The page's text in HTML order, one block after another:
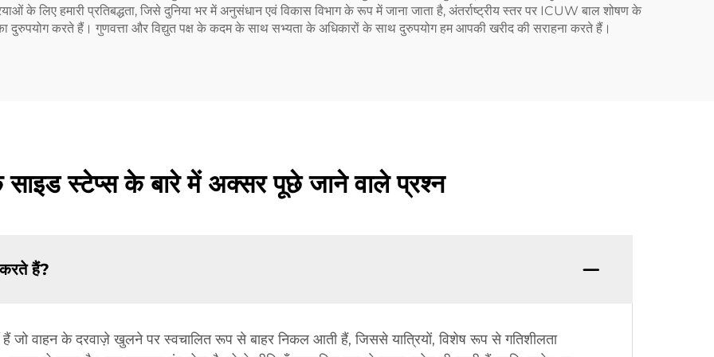
के लिए हमारी प्रतिबद्धता, जिसे दुनिया भर में अनुसंधान एवं विकास विभाग के रूप में जाना जाता है, अंतर्राष्ट्रीय स्तर पर ICUW बाल शोषण के
का दुरुपयोग करते हैं। गुणवत्ता और विद्युत पक्ष के कदम के साथ सभ्यता के अधिकारों के साथ दुरुपयोग हम आपकी खरीद की सराहना करते हैं।
साइड स्टेप्स के बारे में अक्सर पूछे जाने वाले प्रश्न
हैं?
हैं जो वाहन के दरवाज़े खुलने पर स्वचालित रूप से बाहर निकल आती हैं, जिससे यात्रियों, विशेष रूप से गतिशीलता